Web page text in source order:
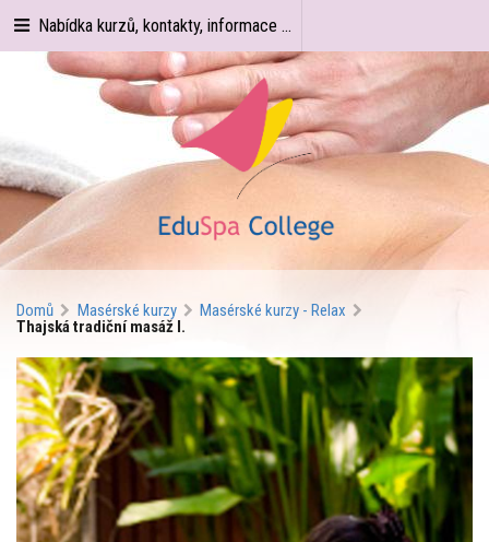
Nabídka kurzů, kontakty, informace ...
Domů Masérské kurzy
Masérské kurzy - Relax
Thajská tradiční masáž I.